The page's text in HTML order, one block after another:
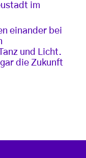
im
einander bei
und Licht.
die Zukunft